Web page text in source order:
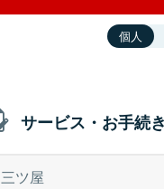
個人
サービス・お手続き
三ツ屋